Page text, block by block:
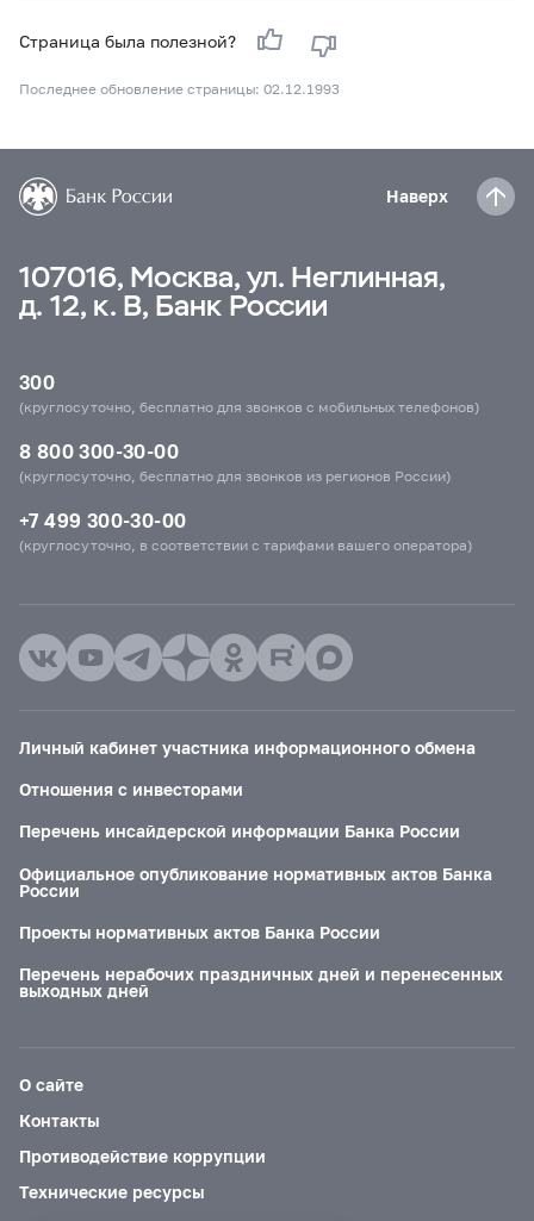
Страница была полезной?
Последнее обновление страницы: 02.12.1993
Наверх
107016, Москва, ул. Неглинная,
д. 12, к. В, Банк России
300
(круглосуточно, бесплатно для звонков с мобильных телефонов)
8 800 300-30-00
(круглосуточно, бесплатно для звонков из регионов России)
+7 499 300-30-00
(круглосуточно, в соответствии с тарифами вашего оператора)
Личный кабинет участника информационного обмена
Отношения с инвесторами
Перечень инсайдерской информации Банка России
Официальное опубликование нормативных актов Банка
России
Проекты нормативных актов Банка России
Перечень нерабочих праздничных дней и перенесенных
выходных дней
О сайте
Контакты
Противодействие коррупции
Технические ресурсы